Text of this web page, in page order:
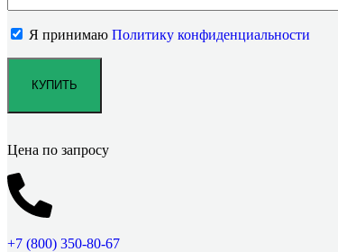
Я принимаю Политику конфиденциальности
Цена по запросу
+7 (800) 350-80-67